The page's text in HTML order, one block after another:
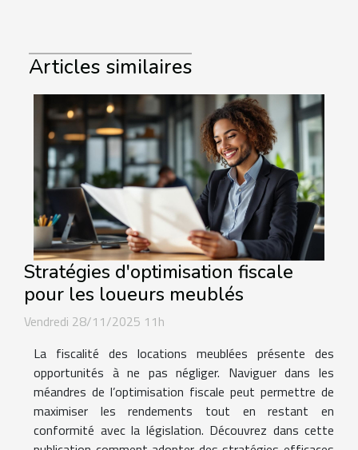
Articles similaires
Stratégies d'optimisation fiscale
pour les loueurs meublés
Vendredi 28/11/2025 11h
La fiscalité des locations meublées présente des
opportunités à ne pas négliger. Naviguer dans les
méandres de l’optimisation fiscale peut permettre de
maximiser les rendements tout en restant en
conformité avec la législation. Découvrez dans cette